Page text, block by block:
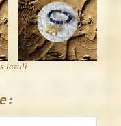
lazuli
: